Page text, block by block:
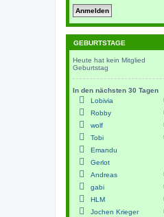
GEBURTSTAGE
Heute hat kein Mitglied
Geburtstag
In den nächsten 30 Tagen
Lobivia
Robby
wolf
Tobi
Emandu
Gerlot
Andreas
gabi
HLM
Jochen Krieger